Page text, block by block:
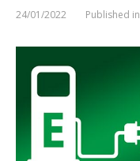
24/01/2022 Published in